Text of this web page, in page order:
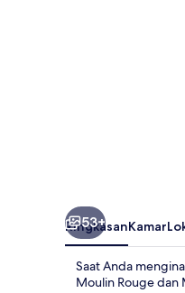
53+
RingkasanKamar
Saat Anda
Moulin Rouge dan